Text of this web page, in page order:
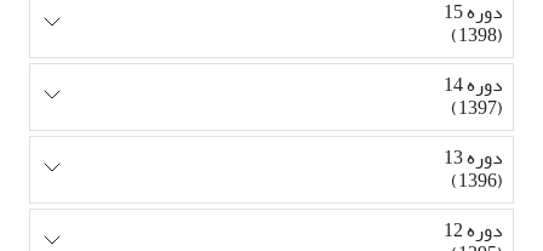
دوره 15
(1398)
دوره 14
(1397)
دوره 13
(1396)
دوره 12